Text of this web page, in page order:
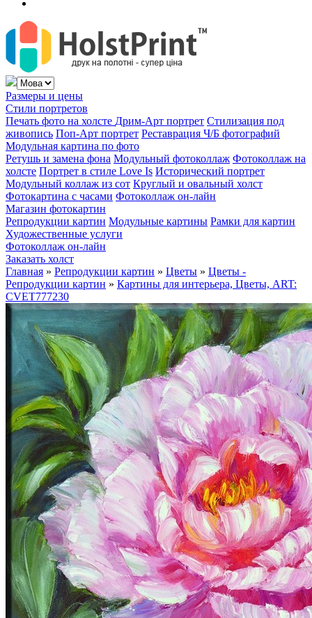
Размеры и цены
Стили портретов
Печать фото на холсте Дрим-Арт портрет Стилизация под
живопись Поп-Арт портрет Реставрация Ч/Б фотографий
Модульная картина по фото
Ретушь и замена фона Модульный фотоколлаж Фотоколлаж на
холсте Портрет в стиле Love Is Исторический портрет
Модульный коллаж из сот Круглый и овальный холст
Фотокартина с часами Фотоколлаж он-лайн
Магазин фотокартин
Репродукции картин Модульные картины Рамки для картин
Художественные услуги
Фотоколлаж он-лайн
Заказать холст
Главная » Репродукции картин » Цветы » Цветы -
Репродукции картин » Картины для интерьера, Цветы, ART:
CVET777230